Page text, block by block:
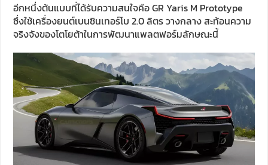
อีกหนึ่งต้นแบบที่ได้รับความสนใจคือ GR Yaris M Prototype
ซึ่งใช้เครื่องยนต์เบนซินเทอร์โบ 2.0 ลิตร วางกลาง สะท้อนความ
จริงจังของโตโยต้าในการพัฒนาแพลตฟอร์มลักษณะนี้